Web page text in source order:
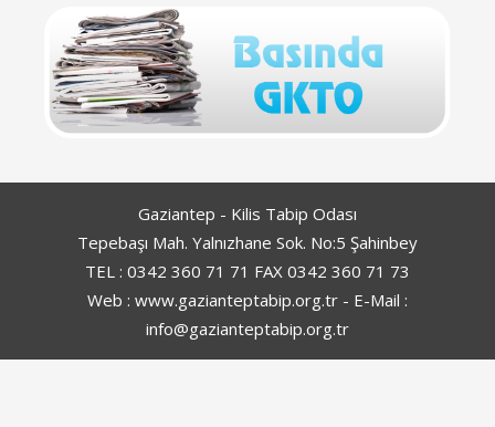
Gaziantep - Kilis Tabip Odası
Tepebaşı Mah. Yalnızhane Sok. No:5 Şahinbey
TEL : 0342 360 71 71 FAX 0342 360 71 73
Web : www.gazianteptabip.org.tr - E-Mail :
info@gazianteptabip.org.tr